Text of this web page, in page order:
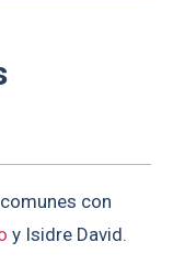
con
y Isidre David.